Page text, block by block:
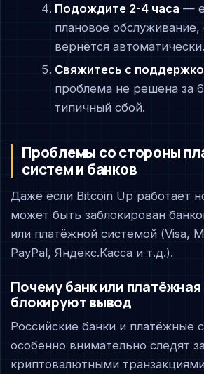
Подождите 2-4 часа —
плановое обслуживание,
вернётся автоматически.
Свяжитесь с
проблема не решена за
типичный сбой.
Проблемы со стороны
систем и банков
Даже если Bitcoin Up работает
может быть заблокирован
или платёжной системой (Visa,
PayPal, Яндекс.Касса и т.д.).
Почему банк или
блокируют вывод
Российские банки и платёжные
особенно внимательно следят
криптовалютными